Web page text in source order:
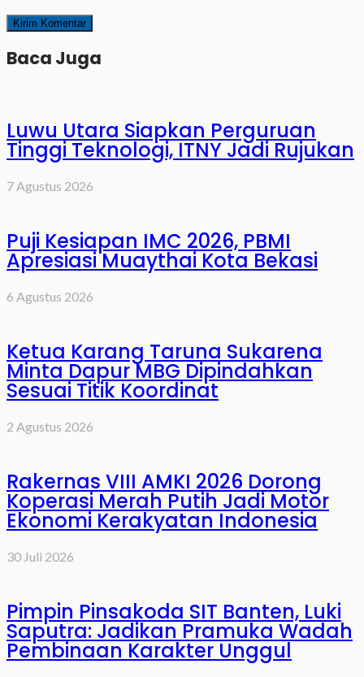
Baca Juga
Luwu Utara Siapkan Perguruan
Tinggi Teknologi, ITNY Jadi Rujukan
7 Agustus 2026
Puji Kesiapan IMC 2026, PBMI
Apresiasi Muaythai Kota Bekasi
6 Agustus 2026
Ketua Karang Taruna Sukarena
Minta Dapur MBG Dipindahkan
Sesuai Titik Koordinat
2 Agustus 2026
Rakernas VIII AMKI 2026 Dorong
Koperasi Merah Putih Jadi Motor
Ekonomi Kerakyatan Indonesia
30 Juli 2026
Pimpin Pinsakoda SIT Banten, Luki
Saputra: Jadikan Pramuka Wadah
Pembinaan Karakter Unggul